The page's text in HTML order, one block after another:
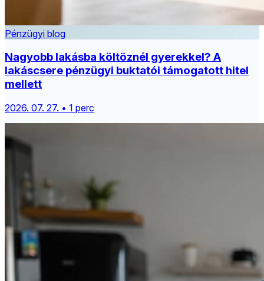
Pénzügyi blog
Nagyobb lakásba költöznél gyerekkel? A
lakáscsere pénzügyi buktatói támogatott hitel
mellett
2026. 07. 27. • 1 perc